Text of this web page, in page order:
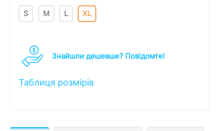
S M L XL
Знайшли дешевше? Повідомте!
Таблиця розмірів